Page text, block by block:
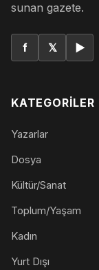
sunan gazete.
f 𝕏 ▶
KATEGORILER
Yazarlar
Dosya
Kültür/Sanat
Toplum/Yaşam
Kadın
Yurt Dışı